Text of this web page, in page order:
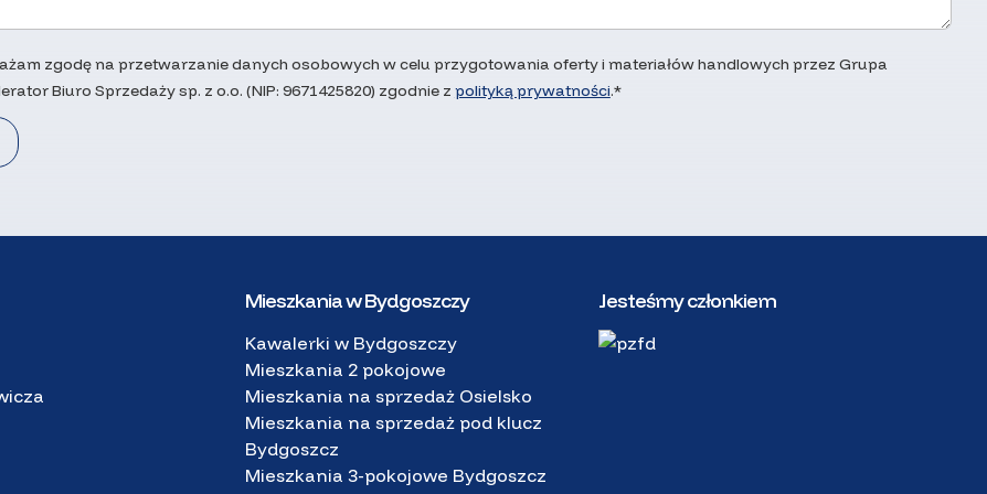
zgodę na przetwarzanie danych osobowych w celu przygotowania oferty i materiałów handlowych przez Grupa
Biuro Sprzedaży sp. z o.o. (NIP: 9671425820) zgodnie z polityką prywatności.*
Mieszkania w Bydgoszczy
Kawalerki w Bydgoszczy
Mieszkania 2 pokojowe
Mieszkania na sprzedaż Osielsko
Mieszkania na sprzedaż pod klucz
Bydgoszcz
Mieszkania 3-pokojowe Bydgoszcz
Jesteśmy członkiem